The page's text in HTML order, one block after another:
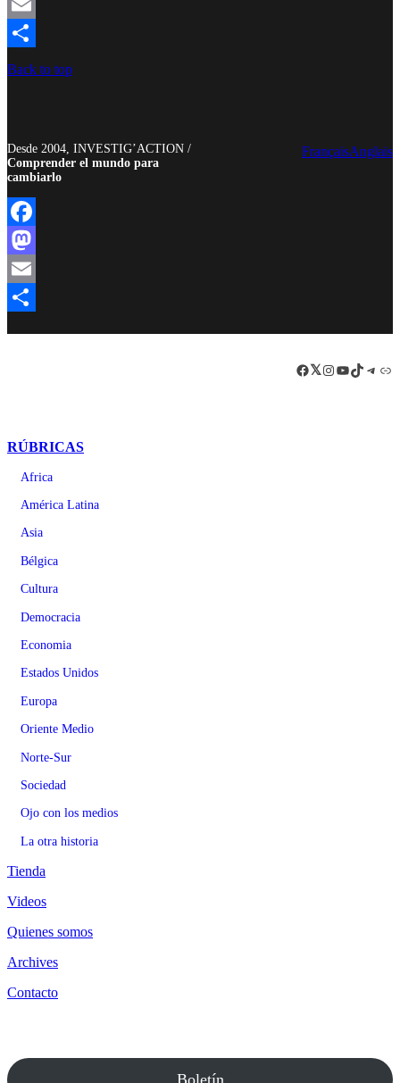
Mastodon
Email
Compartir
Back to top
Desde 2004, INVESTIG’ACTION /
Comprender el mundo para
cambiarlo
FrançaisAnglais
Facebook
Mastodon
Email
Facebook
LinkedIn
Instagram
YouTube
TikTok
RÚBRICAS
Africa
América Latina
Asia
Bélgica
Cultura
Democracia
Economia
Estados Unidos
Europa
Oriente Medio
Norte-Sur
Sociedad
Ojo con los medios
La otra historia
Tienda
Videos
Quienes somos
Archives
Contacto
Boletín